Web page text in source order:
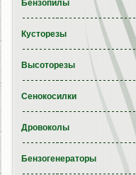
Бензопилы
Кусторезы
Высоторезы
Сенокосилки
Дровоколы
Бензогенераторы